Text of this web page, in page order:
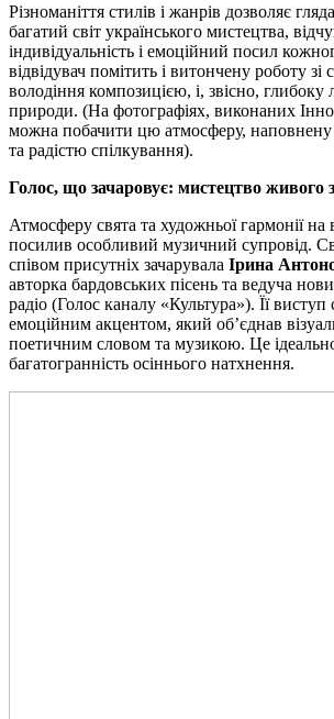
Різноманіття стилів і жанрів дозволяє
багатий світ українського мистецтва,
індивідуальність і емоційний посил
відвідувач помітить і витончену роботу зі
володіння композицією, і, звісно, глибоку
природи. (На фотографіях, виконаних
можна побачити цю атмосферу,
та радістю спілкування).
Голос, що зачаровує: мистецтво живого
Атмосферу свята та художньої гармонії на
посилив особливий музичний супровід.
співом присутніх зачарувала Ірина
авторка бардовських пісень та ведуча
радіо (Голос каналу «Культура»). Її виступ
емоційним акцентом, який об’єднав
поетичним словом та музикою. Це
багатогранність осіннього натхнення.